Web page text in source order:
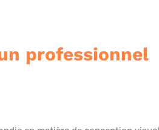
professionnel